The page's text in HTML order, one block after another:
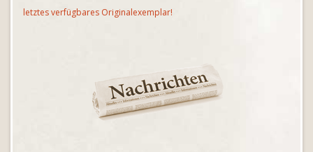
letztes verfügbares Originalexemplar!